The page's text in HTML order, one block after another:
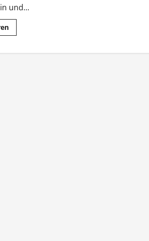
und...
Mehr
Informationen
Kerner